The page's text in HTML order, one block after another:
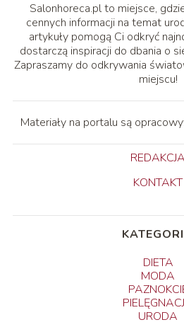
Salonhoreca.pl to miejsce,
cennych informacji na temat
artykuły pomogą Ci odkryć
dostarczą inspiracji do dbania o
Zapraszamy do odkrywania
miejscu!
Materiały na portalu są
REDAKCJA
KONTAKT
DIETA
MODA
URODA